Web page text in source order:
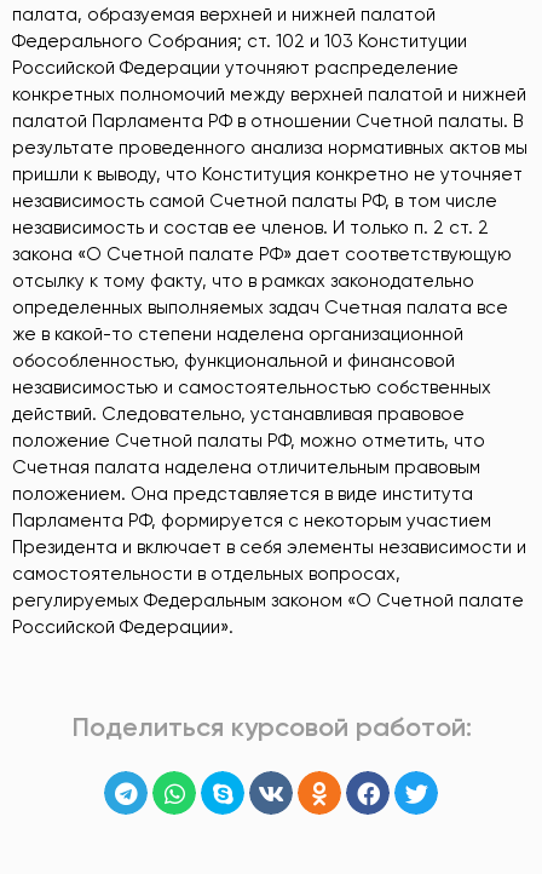
палата, образуемая верхней и нижней палатой
Федерального Собрания; ст. 102 и 103 Конституции
Российской Федерации уточняют распределение
конкретных полномочий между верхней палатой и нижней
палатой Парламента РФ в отношении Счетной палаты. В
результате проведенного анализа нормативных актов мы
пришли к выводу, что Конституция конкретно не уточняет
независимость самой Счетной палаты РФ, в том числе
независимость и состав ее членов. И только п. 2 ст. 2
закона «О Счетной палате РФ» дает соответствующую
отсылку к тому факту, что в рамках законодательно
определенных выполняемых задач Счетная палата все
же в какой-то степени наделена организационной
обособленностью, функциональной и финансовой
независимостью и самостоятельностью собственных
действий. Следовательно, устанавливая правовое
положение Счетной палаты РФ, можно отметить, что
Счетная палата наделена отличительным правовым
положением. Она представляется в виде института
Парламента РФ, формируется с некоторым участием
Президента и включает в себя элементы независимости и
самостоятельности в отдельных вопросах,
регулируемых Федеральным законом «О Счетной палате
Российской Федерации».
Поделиться курсовой работой: